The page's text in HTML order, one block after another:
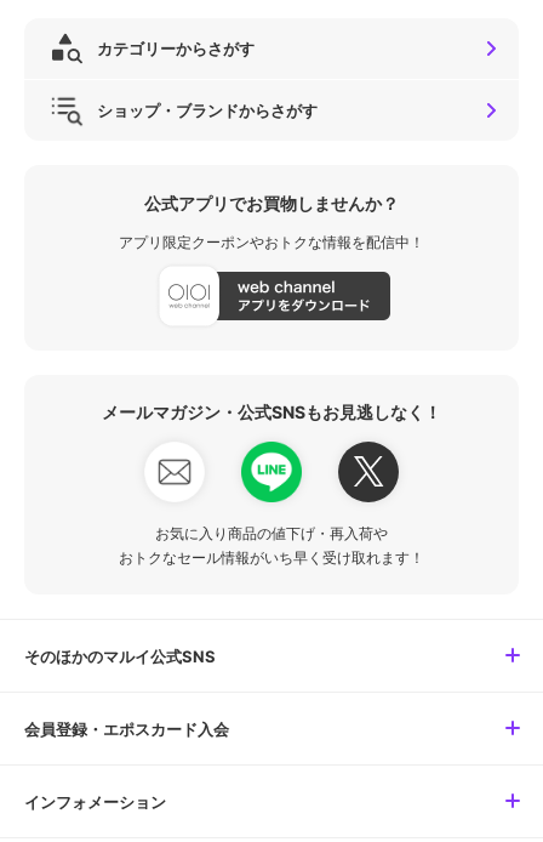
カテゴリーからさがす
ショップ・ブランドからさがす
公式アプリでお買物しませんか？
アプリ限定クーポンやおトクな情報を配信中！
メールマガジン・公式SNSもお見逃しなく！
お気に入り商品の値下げ・再入荷や
おトクなセール情報がいち早く受け取れます！
そのほかのマルイ公式SNS
会員登録・エポスカード入会
インフォメーション